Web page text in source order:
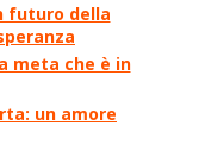
futuro della
meta che è in
un amore